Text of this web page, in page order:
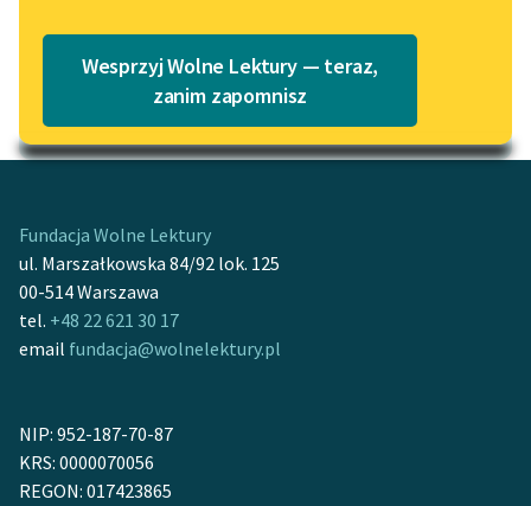
Blog
Lektury szkolne i klasyka
literatury do słuchania dla
E-kolekcja lektur
szkolnych i literatury do
słuchania dla uczennic i
uczniów z
Popularyzacja
skandynawskiej literatury
feministycznej
Katalog w formacie PDF
Wesprzyj Wolne Lektury — teraz,
zanim zapomnisz
Motyw: Wyrok
Fundacja Wolne Lektury
ul. Marszałkowska 84/92 lok. 125
00-514 Warszawa
tel. +48 22 621 30 17
email fundacja@wolnelektury.pl
NIP: 952-187-70-87
KRS: 0000070056
REGON: 017423865